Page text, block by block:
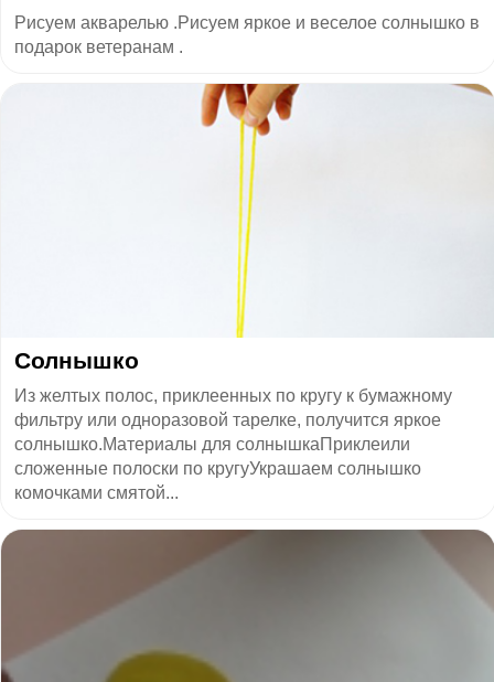
Рисуем акварелью .Рисуем яркое и веселое солнышко в
подарок ветеранам .
Солнышко
Из желтых полос, приклеенных по кругу к бумажному
фильтру или одноразовой тарелке, получится яркое
солнышко.Материалы для солнышкаПриклеили
сложенные полоски по кругуУкрашаем солнышко
комочками смятой...